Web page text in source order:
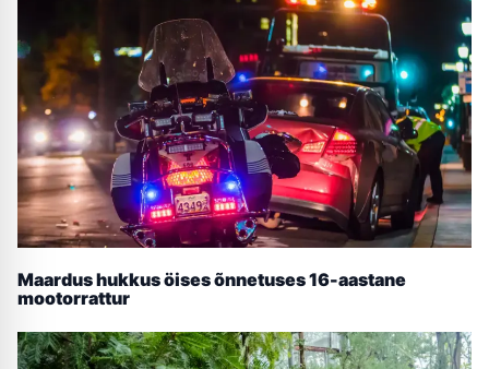
Maardus hukkus öises õnnetuses 16-aastane
mootorrattur